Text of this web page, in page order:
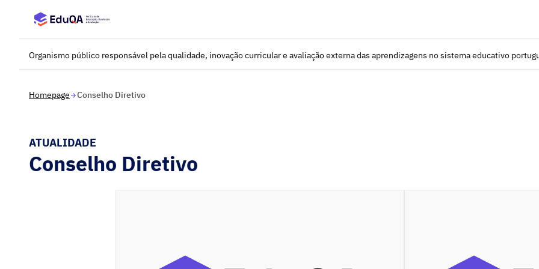
Organismo público responsável pela qualidade, inovação curricular e avaliação externa das aprendizagens no sistema educativo
Homepage Conselho Diretivo
ATUALIDADE
Conselho Diretivo